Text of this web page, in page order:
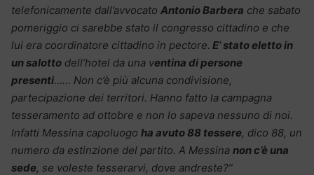
telefonicamente dall’avvocato Antonio Barbera che sabato
pomeriggio ci sarebbe stato il congresso cittadino e che
lui era coordinatore cittadino in pectore. E’ stato eletto in
un salotto dell’hotel da una ventina di persone
presenti…… Non c’è più alcuna condivisione,
partecipazione dei territori. Hanno fatto la campagna
tesseramento ad ottobre e non lo sapeva nessuno di noi.
Infatti Messina capoluogo ha avuto 88 tessere, dico 88, un
numero da estinzione del partito. A Messina non c’è una
sede, se voleste tesserarvi, dove andreste?”